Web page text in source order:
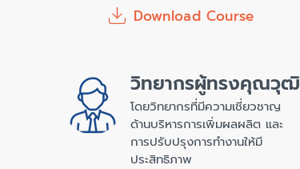
Download Course
วิทยากรผู้ทรงคุณวุฒิ
โดยวิทยากรที่มีความเชี่ยวชาญ
ด้านบริหารการเพิ่มผลผลิต และ
การปรับปรุงการทำงานให้มี
ประสิทธิภาพ